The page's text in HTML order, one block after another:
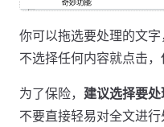
你可以拖选要处理的文
不选择任何内容就点击，
为了保险， 建议选择要
不要直接轻易对全文进行